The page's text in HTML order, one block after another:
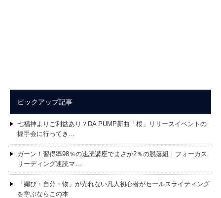
ピックアップ記事
七福神よりご利益あり？DA PUMP新曲「桜」リリースイベントの
握手会に行ってき…
ガーン！習得率98％の速読講座でまさか2％の脱落組｜フォーカス
リーディング速読マ…
「媚び・自分・物」が売れない凡人初心者がセールスライティング
を学ぶならこの本